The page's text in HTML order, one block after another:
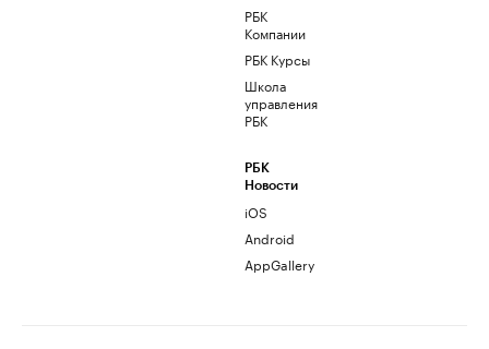
РБК
Компании
РБК Курсы
Школа
управления
РБК
РБК
Новости
iOS
Android
AppGallery